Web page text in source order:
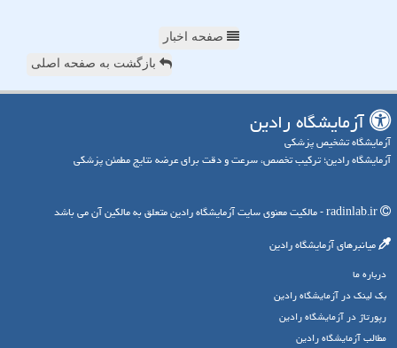
صفحه اخبار
بازگشت به صفحه اصلی
آزمایشگاه رادین
آزمایشگاه تشخیص پزشکی
آزمایشگاه رادین؛ ترکیب تخصص، سرعت و دقت برای عرضه نتایج مطمئن پزشکی
میانبرهای آزمایشگاه رادین
درباره ما
بک لینک در آزمایشگاه رادین
رپورتاژ در آزمایشگاه رادین
مطالب آزمایشگاه رادین